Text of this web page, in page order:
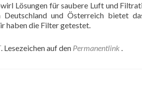
Lösungen für saubere Luft und
Deutschland und Österreich bietet
haben die Filter getestet.
. Lesezeichen auf den Permanentlink .